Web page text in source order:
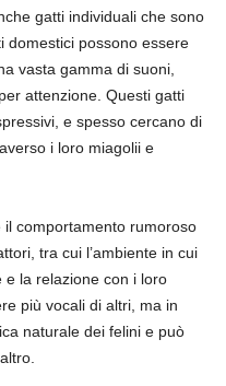
gatti individuali che sono
domestici possono essere
vasta gamma di suoni,
attenzione. Questi gatti
e spesso cercano di
i loro miagolii e
comportamento rumoroso
tra cui l’ambiente in cui
e la relazione con i loro
più vocali di altri, ma in
naturale dei felini e può